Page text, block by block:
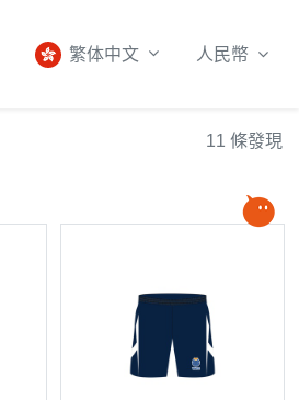
繁体中文 人民幣
11 條發現